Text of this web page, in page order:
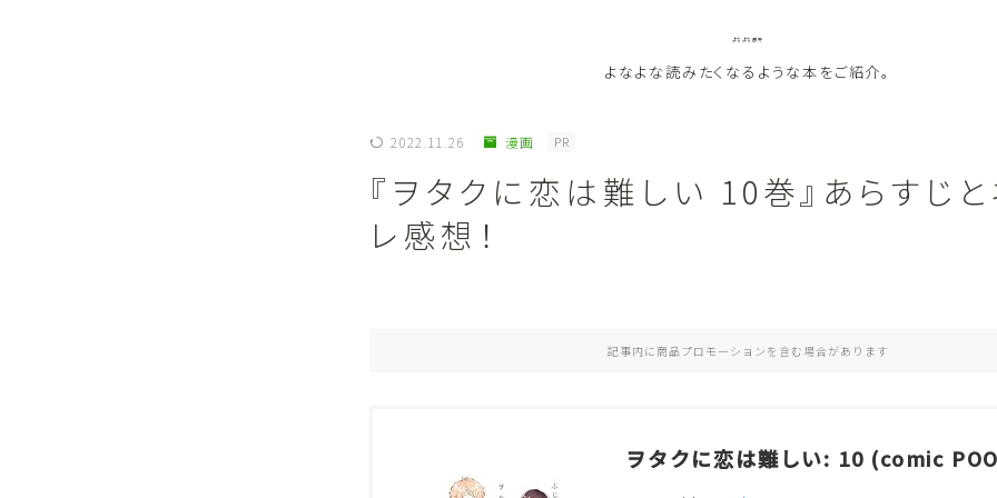
よなよな書房
よなよな読みたくなるような本をご紹介。
作者別おすすめ Author
2022.11.26 漫画 PR
『ヲタクに恋は難しい 10巻』あらすじ
レ感想！
記事内に商品プロモーションを含む場合があります
ヲタクに恋は難しい: 10 (comic